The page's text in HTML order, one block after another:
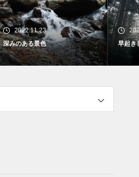
2022.11.14
早起きしたから見れたもの